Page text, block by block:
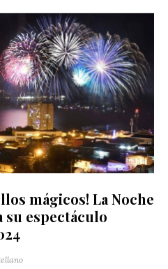
mágicos! La Noche
su espectáculo